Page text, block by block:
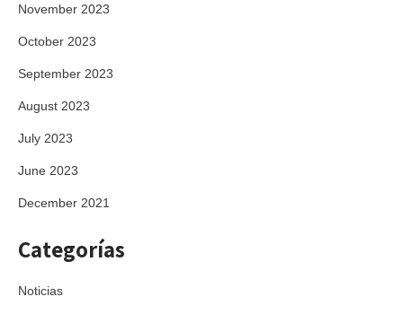
November 2023
October 2023
September 2023
August 2023
July 2023
June 2023
December 2021
Categorías
Noticias